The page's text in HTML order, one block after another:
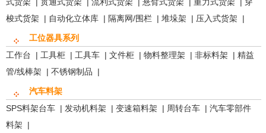
梭式货架 | 自动化立体库 | 隔离网/围栏 | 堆垛架 | 压入式货架 |
工位器具系列
工作台 | 工具柜 | 工具车 | 文件柜 | 物料整理架 | 非标料架 | 精益
管/线棒架 | 不锈钢制品 |
汽车料架
SPS料架台车 | 发动机料架 | 变速箱料架 | 周转台车 | 汽车零部件
料架 |